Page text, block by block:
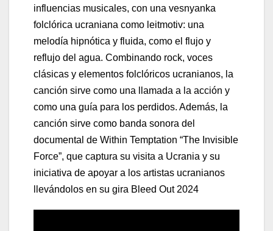
influencias musicales, con una vesnyanka
folclórica ucraniana como leitmotiv: una
melodía hipnótica y fluida, como el flujo y
reflujo del agua. Combinando rock, voces
clásicas y elementos folclóricos ucranianos, la
canción sirve como una llamada a la acción y
como una guía para los perdidos. Además, la
canción sirve como banda sonora del
documental de Within Temptation “The Invisible
Force”, que captura su visita a Ucrania y su
iniciativa de apoyar a los artistas ucranianos
llevándolos en su gira Bleed Out 2024